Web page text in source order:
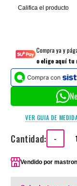
Califica el producto
Compra ya y
o elige aquí tu
VER GUIA DE
Cantidad: -
Vendido por